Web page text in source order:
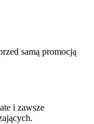
samą promocją
i zawsze